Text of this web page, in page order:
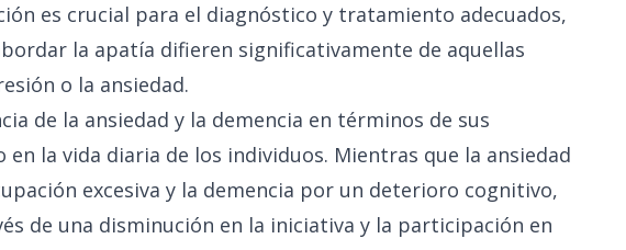
es crucial para el diagnóstico y tratamiento adecuados,
la apatía difieren significativamente de aquellas
o la ansiedad.
de la ansiedad y la demencia en términos de sus
la vida diaria de los individuos. Mientras que la ansiedad
excesiva y la demencia por un deterioro cognitivo,
de una disminución en la iniciativa y la participación en